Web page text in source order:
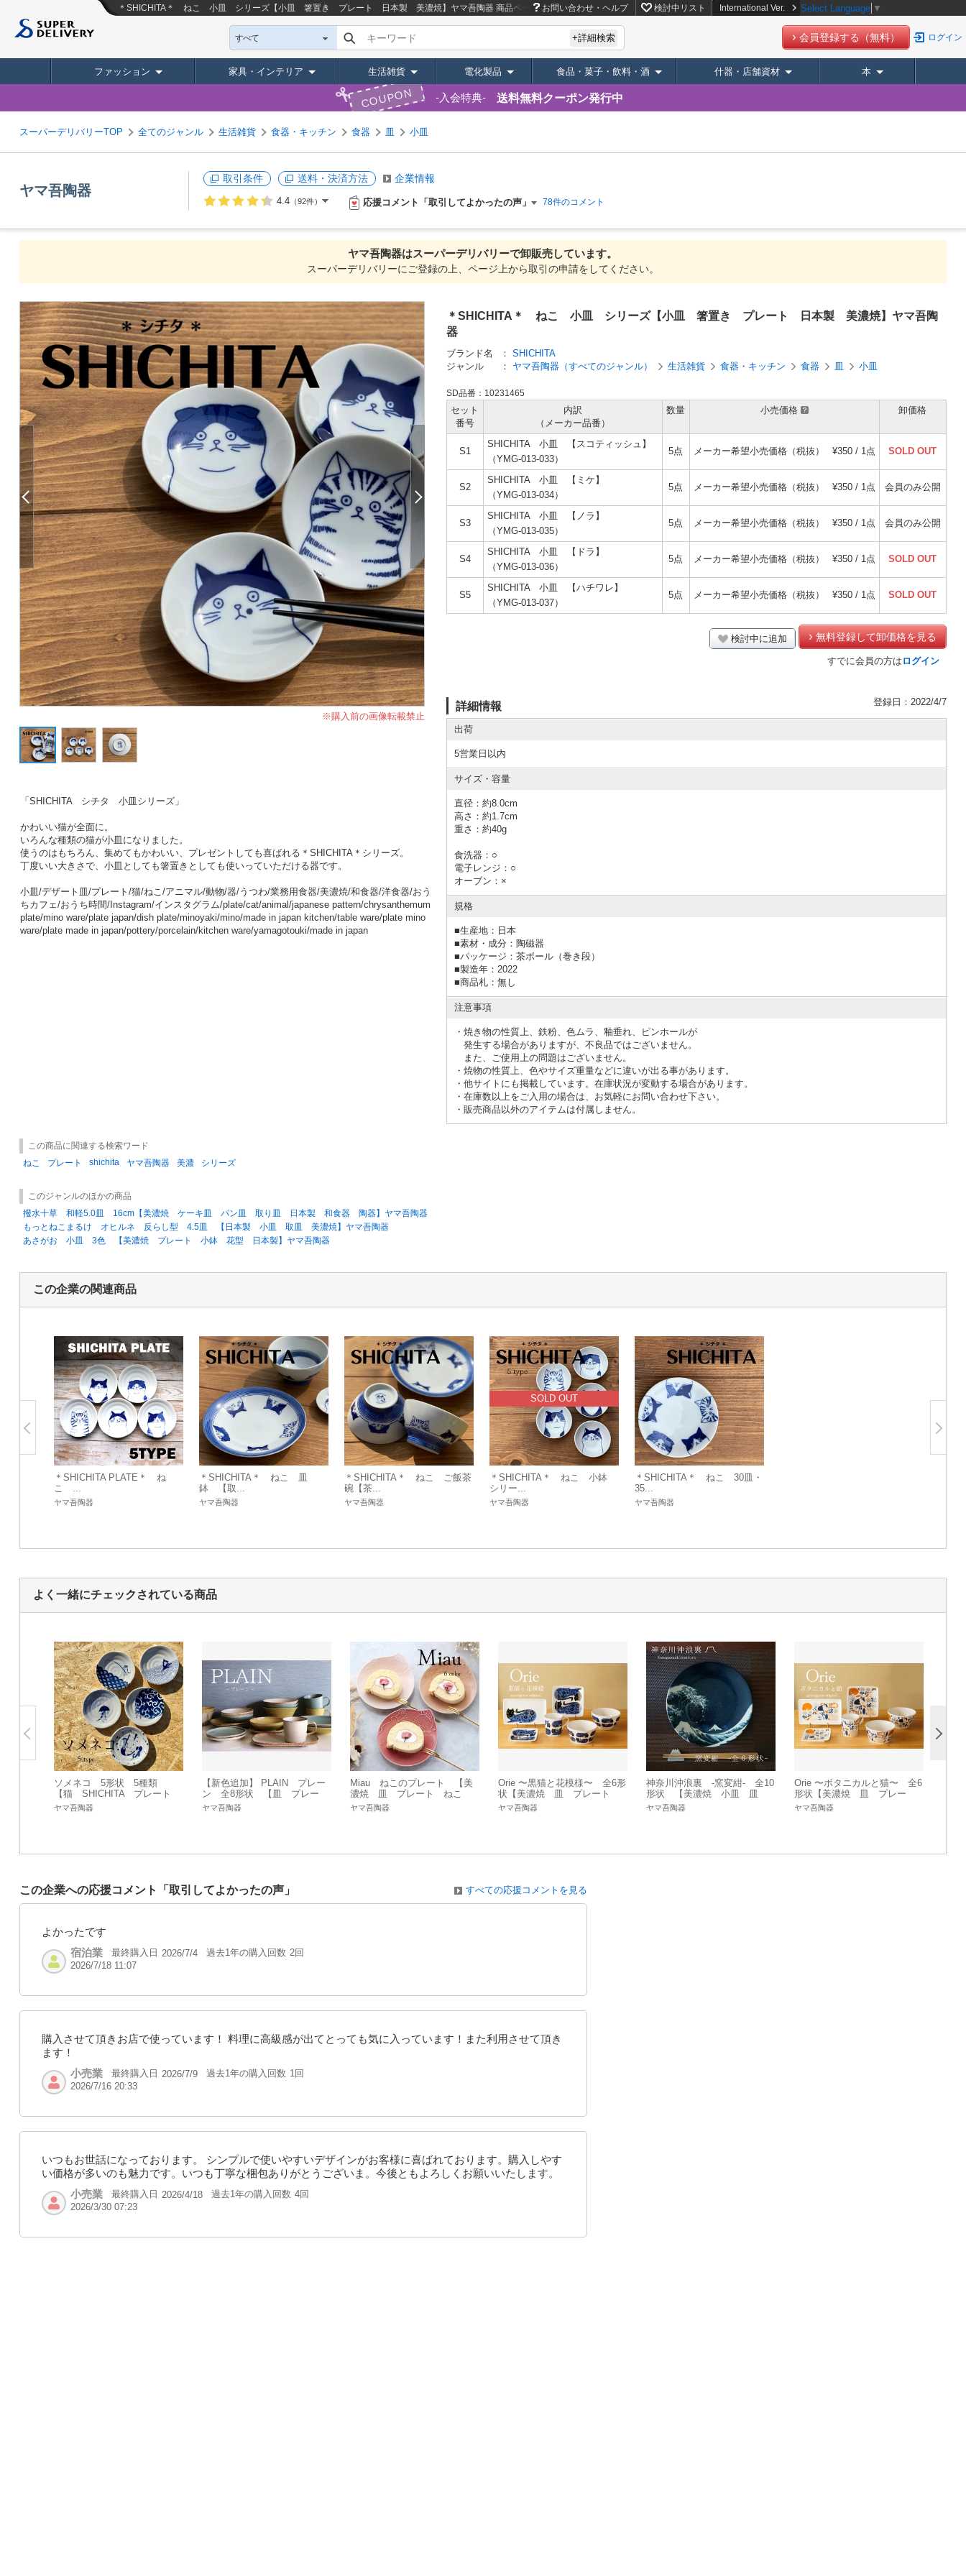
＊SHICHITA＊ ねこ 小皿 シリーズ【小皿 箸置き プレート 日本製 美濃焼】ヤマ吾陶器 商品ページ｜卸・仕入れサイト【スーパーデリバリー】
お問い合わせ・ヘルプ 検討中リスト International Ver. Select Language ▼
すべて キーワード +詳細検索 会員登録する（無料） ログイン
ファッション 家具・インテリア 生活雑貨 電化製品 食品・菓子・飲料・酒 什器・店舗資材 本
COUPON 入会特典 送料無料クーポン発行中
スーパーデリバリーTOP 全てのジャンル 生活雑貨 食器・キッチン 食器 皿 小皿
ヤマ吾陶器
取引条件 送料・決済方法 企業情報
4.4（92件） 応援コメント「取引してよかったの声」 78件のコメント
ヤマ吾陶器はスーパーデリバリーで卸販売しています。
スーパーデリバリーにご登録の上、ページ上から取引の申請をしてください。
※購入前の画像転載禁止
「SHICHITA シチタ 小皿シリーズ」
かわいい猫が全面に。
いろんな種類の猫が小皿になりました。
使うのはもちろん、集めてもかわいい、プレゼントしても喜ばれる ＊SHICHITA＊シリーズ。
丁度いい大きさで、 小皿としても箸置きとしても使いっていただける器です。
小皿/デザート皿/プレート/猫/ねこ/アニマル/動物/器/うつわ/業務用食器/美濃焼/和食器/洋食器/おう
ちカフェ/おうち時間/Instagram/インスタグラム/plate/cat/animal/japanese pattern/chrysanthemum
plate/mino ware/plate japan/dish plate/minoyaki/mino/made in japan kitchen/table ware/plate mino
ware/plate made in japan/pottery/porcelain/kitchen ware/yamagotouki/made in japan
＊SHICHITA＊ ねこ 小皿 シリーズ【小皿 箸置き プレート 日本製 美濃焼】ヤマ吾陶
器
ブランド名 ： SHICHITA
ジャンル
： ヤマ吾陶器（すべてのジャンル） 生活雑貨 食器・キッチン 食器 皿 小皿
SD品番：10231465
セット
番号
内訳
（メーカー品番）
数量 小売価格 卸価格
S1
SHICHITA 小皿 【スコティッシュ】
（YMG-013-033）
5点 メーカー希望小売価格（税抜） ¥350 / 1点 SOLD OUT
S2
SHICHITA 小皿 【ミケ】
（YMG-013-034）
5点 メーカー希望小売価格（税抜） ¥350 / 1点 会員のみ公開
S3
SHICHITA 小皿 【ノラ】
（YMG-013-035）
5点 メーカー希望小売価格（税抜） ¥350 / 1点 会員のみ公開
S4
SHICHITA 小皿 【ドラ】
（YMG-013-036）
5点 メーカー希望小売価格（税抜） ¥350 / 1点 SOLD OUT
S5
SHICHITA 小皿 【ハチワレ】
（YMG-013-037）
5点 メーカー希望小売価格（税抜） ¥350 / 1点 SOLD OUT
検討中に追加 無料登録して卸価格を見る
すでに会員の方は ログイン
詳細情報 登録日：2022/4/7
出荷
5営業日以内
サイズ・容量
直径：約8.0cm
高さ：約1.7cm
重さ：約40g
食洗器：○
電子レンジ：○
オーブン：×
規格
■生産地：日本
■素材・成分：陶磁器
■パッケージ：茶ボール（巻き段）
■製造年：2022
■商品札：無し
注意事項
・焼き物の性質上、鉄粉、色ムラ、釉垂れ、ピンホールが
発生する場合がありますが、不良品ではございません。
また、ご使用上の問題はございません。
・焼物の性質上、色やサイズ重量などに違いが出る事があります。
・他サイトにも掲載しています。在庫状況が変動する場合があります。
・在庫数以上をご入用の場合は、お気軽にお問い合わせ下さい。
・販売商品以外のアイテムは付属しません。
この商品に関連する検索ワード
ねこ
プレート shichita ヤマ吾陶器 美濃 シリーズ
このジャンルのほかの商品
撥水十草 和軽5.0皿 16cm【美濃焼 ケーキ皿 パン皿 取り皿 日本製 和食器 陶器】ヤマ吾陶器
もっとねこまるけ オヒルネ 反らし型 4.5皿 【日本製 小皿 取皿 美濃焼】ヤマ吾陶器
あさがお 小皿 3色 【美濃焼 プレート 小鉢 花型 日本製】ヤマ吾陶器
この企業の関連商品
＊SHICHITA PLATE＊ ね
こ ...
ヤマ吾陶器
＊SHICHITA＊ ねこ 皿
鉢 【取...
ヤマ吾陶器
＊SHICHITA＊ ねこ ご飯茶
碗【茶...
ヤマ吾陶器
SOLD OUT
＊SHICHITA＊ ねこ 小鉢
シリー...
ヤマ吾陶器
＊SHICHITA＊ ねこ 30皿・
35...
ヤマ吾陶器
よく一緒にチェックされている商品
ソメネコ 5形状 5種類
【猫 SHICHITA プレート
ボウル 皿 小鉢 日本製
美濃焼】 ヤマ吾陶器
ヤマ吾陶器
【新色追加】 PLAIN プレー
ン 全8形状 【皿 プレー
ト ボウル マグカップ
鉢 日本製】ヤマ吾陶器
ヤマ吾陶器
Miau ねこのプレート 【美
濃焼 皿 プレート ねこ
猫 日本製】
ヤマ吾陶器
Orie 〜黒猫と花模様〜 全6形
状【美濃焼 皿 プレート
ボウル マグカップ 猫 日
本製】ヤマ吾陶器
ヤマ吾陶器
神奈川沖浪裏 -窯変紺- 全10
形状 【美濃焼 小皿 皿
プレート 茶碗 丼ぶり
丼】ヤマ吾陶器
ヤマ吾陶器
Orie 〜ボタニカルと猫〜 全6
形状【美濃焼 皿 プレー
ト ボウル マグカップ
猫 日本製】ヤマ吾陶器
ヤマ吾陶器
この企業への応援コメント「取引してよかったの声」 すべての応援コメントを見る
よかったです
宿泊業
最終購入日 2026/7/4 過去1年の購入回数 2回
2026/7/18 11:07
購入させて頂きお店で使っています！ 料理に高級感が出てとっても気に入っています！また利用させて頂き
ます！
小売業
最終購入日 2026/7/9 過去1年の購入回数 1回
2026/7/16 20:33
いつもお世話になっております。 シンプルで使いやすいデザインがお客様に喜ばれております。購入しやす
い価格が多いのも魅力です。いつも丁寧な梱包ありがとうございま。今後ともよろしくお願いいたします。
小売業
最終購入日 2026/4/18 過去1年の購入回数 4回
2026/3/30 07:23